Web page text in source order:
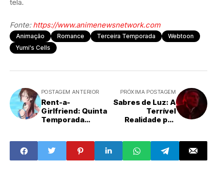
tela.
Fonte: https://www.animenewsnetwork.com
Animação Romance Terceira Temporada
Webtoon
Yumi's Cells
POSTAGEM ANTERIOR
Rent-a-
Girlfriend: Quinta
Temporada
Trailer, Trilha
Sonora e Elenco
Confirmados
PRÓXIMA POSTAGEM
Sabres de Luz: A
Terrível
Realidade por